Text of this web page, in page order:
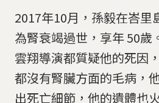
2017年10月，孫毅在峇里
為腎衰竭過世，享年 50歲
雲翔導演都質疑他的死因
都沒有腎臟方面的毛病，
出死亡細節，他的遺體也